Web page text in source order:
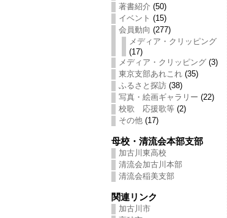
著書紹介 (50)
イベント (15)
会員動向 (277)
メディア・クリッピング
(17)
メディア・クリッピング (3)
東京支部あれこれ (35)
ふるさと探訪 (38)
写真・絵画ギャラリー (22)
校歌 応援歌等 (2)
その他 (17)
母校・清流会本部支部
加古川東高校
清流会加古川本部
清流会稲美支部
関連リンク
加古川市